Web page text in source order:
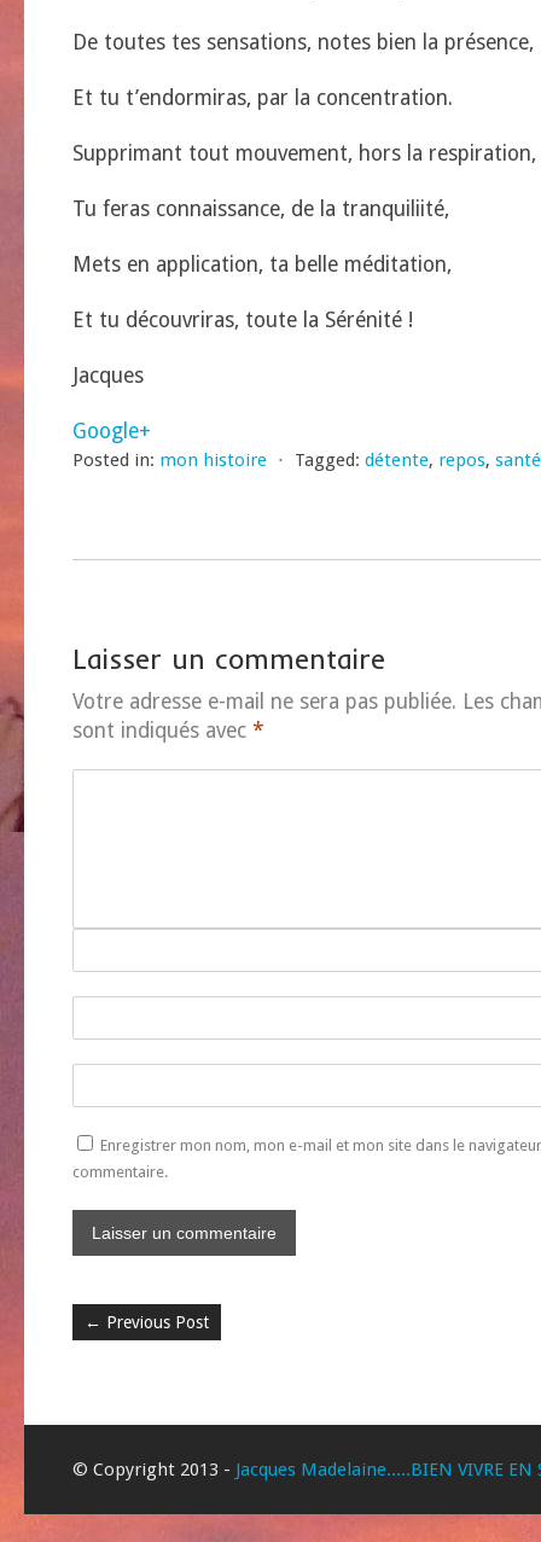
De toutes tes sensations, notes bien la présence,
Et tu t’endormiras, par la concentration.
Supprimant tout mouvement, hors la respiration,
Tu feras connaissance, de la tranquiliité,
Mets en application, ta belle méditation,
Et tu découvriras, toute la Sérénité !
Jacques
Google+
Posted in: mon histoire ⋅ Tagged: détente, repos, santé
Laisser un commentaire
Votre adresse e-mail ne sera pas publiée. Les
sont indiqués avec *
Enregistrer mon nom, mon e-mail et mon site dans le
commentaire.
← Previous Post
© Copyright 2013 - Jacques Madelaine.....BIEN VIVRE EN